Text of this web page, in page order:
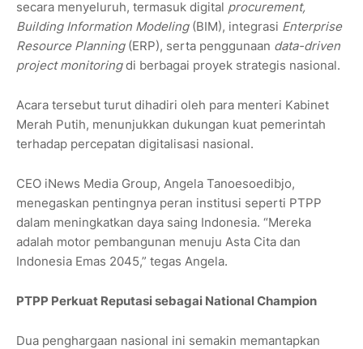
secara menyeluruh, termasuk digital procurement,
Building Information Modeling(BIM), integrasi Enterprise
Resource Planning(ERP), serta penggunaan data-driven
project monitoringdi berbagai proyek strategis nasional.
Acara tersebut turut dihadiri oleh para menteri Kabinet
Merah Putih, menunjukkan dukungan kuat pemerintah
terhadap percepatan digitalisasi nasional.
CEO iNews Media Group, Angela Tanoesoedibjo,
menegaskan pentingnya peran institusi seperti PTPP
dalam meningkatkan daya saing Indonesia. “Mereka
adalah motor pembangunan menuju Asta Cita dan
Indonesia Emas 2045,” tegas Angela.
PTPP Perkuat Reputasi sebagai National Champion
Dua penghargaan nasional ini semakin memantapkan